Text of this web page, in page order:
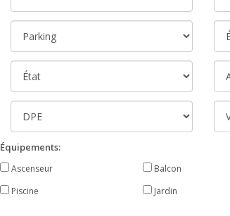
Équipements:
Ascenseur Balcon
Piscine
Jardin